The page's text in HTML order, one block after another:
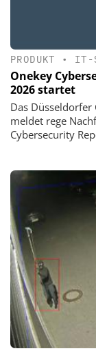
PRODUKT • IT-
Onekey
2026 startet
Das
meldet rege
Cybersecurity